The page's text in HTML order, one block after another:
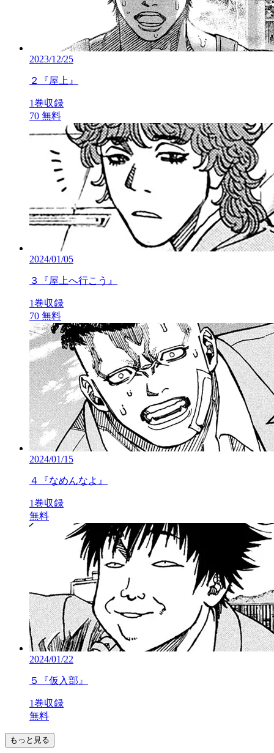
2023/12/25
２『屋上』
1巻収録
70 無料
2024/01/05
３『屋上へ行こう』
1巻収録
70 無料
2024/01/15
４『なめんなよ』
1巻収録
無料
2024/01/22
５『仮入部』
1巻収録
無料
もっと見る